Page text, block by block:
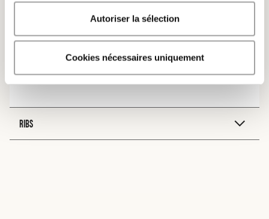
Autoriser la sélection
Cookies nécessaires uniquement
PRÉPARATION
Braiser
RIBS